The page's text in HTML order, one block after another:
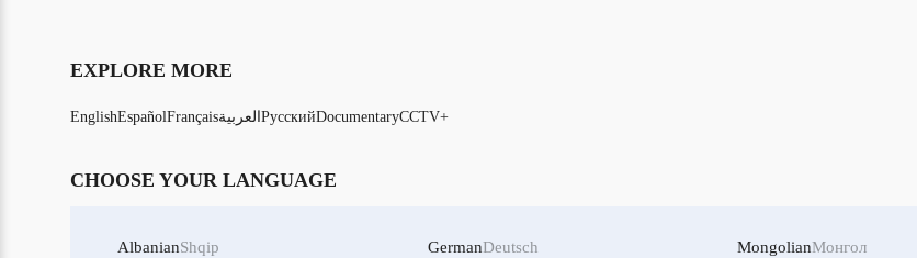
EXPLORE MORE
EnglishEspañolFrançaisالعربية РусскийDocumentaryCCTV+
CHOOSE YOUR LANGUAGE
AlbanianShqip GermanDeutsch MongolianМонгол